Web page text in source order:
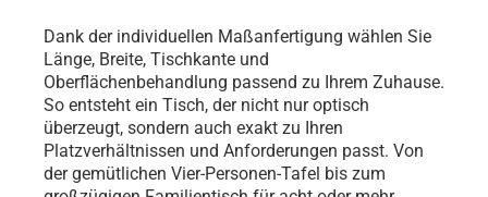
Dank der individuellen Maßanfertigung wählen Sie
Länge, Breite, Tischkante und
Oberflächenbehandlung passend zu Ihrem Zuhause.
So entsteht ein Tisch, der nicht nur optisch
überzeugt, sondern auch exakt zu Ihren
Platzverhältnissen und Anforderungen passt. Von
der gemütlichen Vier-Personen-Tafel bis zum